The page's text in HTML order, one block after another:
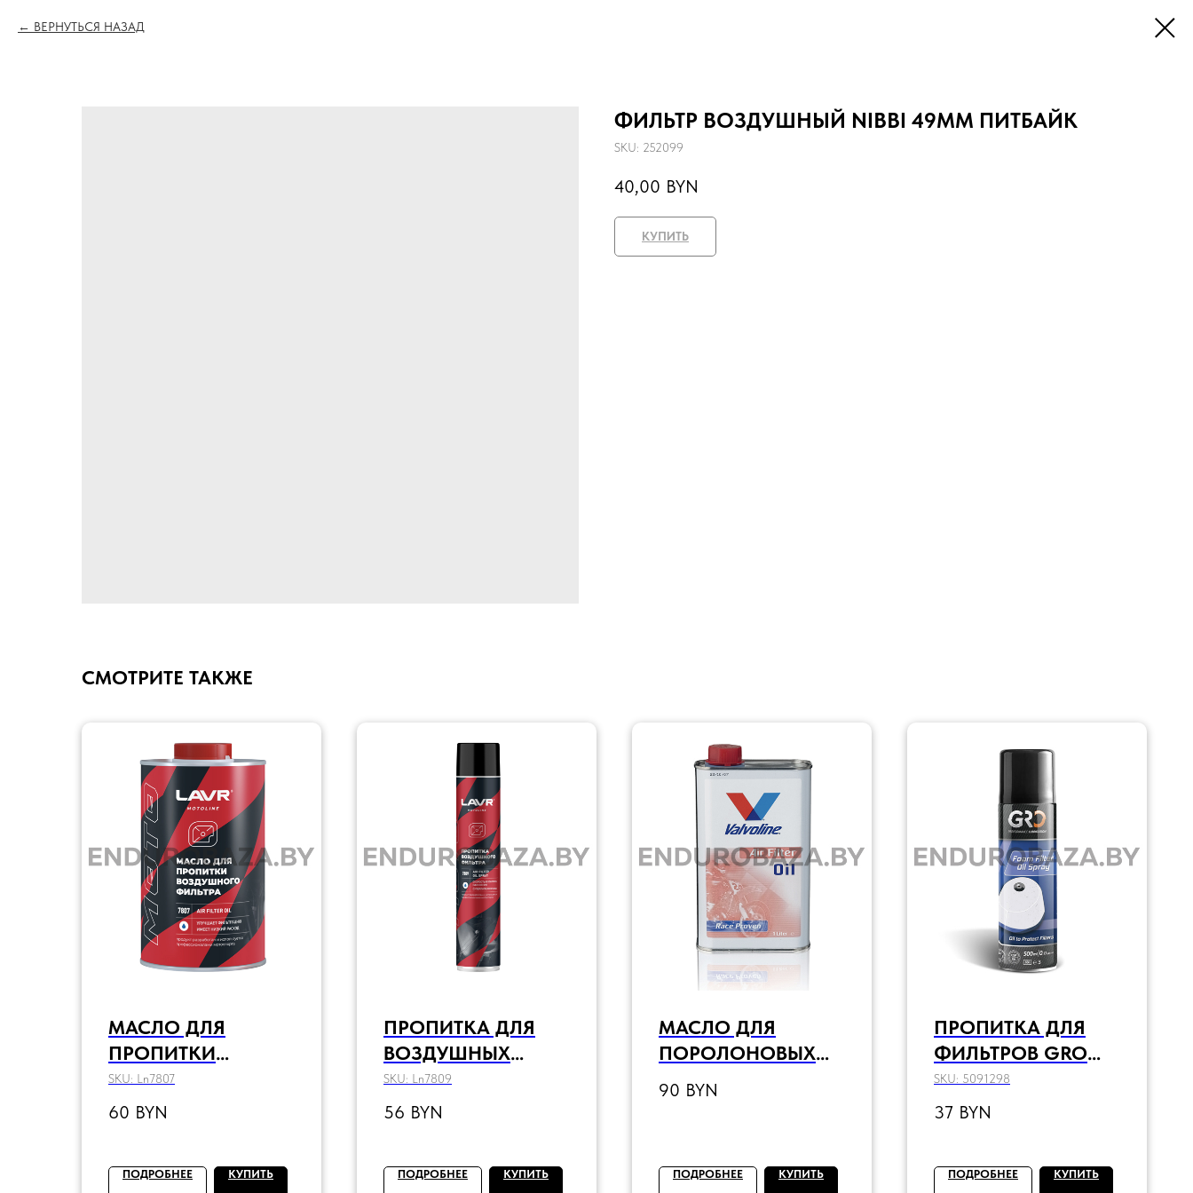
ВЕРНУТЬСЯ НАЗАД
ФИЛЬТР ВОЗДУШНЫЙ NIBBI 49ММ ПИТБАЙК
SKU: 252099
40,00 BYN
КУПИТЬ
СМОТРИТЕ ТАКЖЕ
МАСЛО ДЛЯ
ПРОПИТКИ
ВОЗДУШНОГО
ФИЛЬТРА LAVR, 1 Л
SKU: Ln7807
60 BYN
ПОДРОБНЕЕ КУПИТЬ
ПРОПИТКА ДЛЯ
ВОЗДУШНЫХ
ФИЛЬТРОВ LAVR
MOTO, 1 Л
SKU: Ln7809
56 BYN
ПОДРОБНЕЕ КУПИТЬ
МАСЛО ДЛЯ
ПОРОЛОНОВЫХ
ВОЗДУШНЫХ
ФИЛЬТРОВ VAL AIR
90 BYN
ПОДРОБНЕЕ КУПИТЬ
ПРОПИТКА ДЛЯ
ФИЛЬТРОВ GRO
СПРЕЙ FOAM
FILTER OIL, 500МЛ
SKU: 5091298
37 BYN
ПОДРОБНЕЕ КУПИТЬ